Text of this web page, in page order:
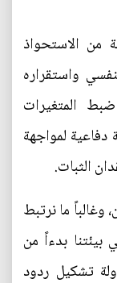
من الاستحواذ
واستقراره
المتغيرات
دفاعية لمواجهة
الثبات.
وغالباً ما نرتبط
بدءاً من
تشكيل ردود